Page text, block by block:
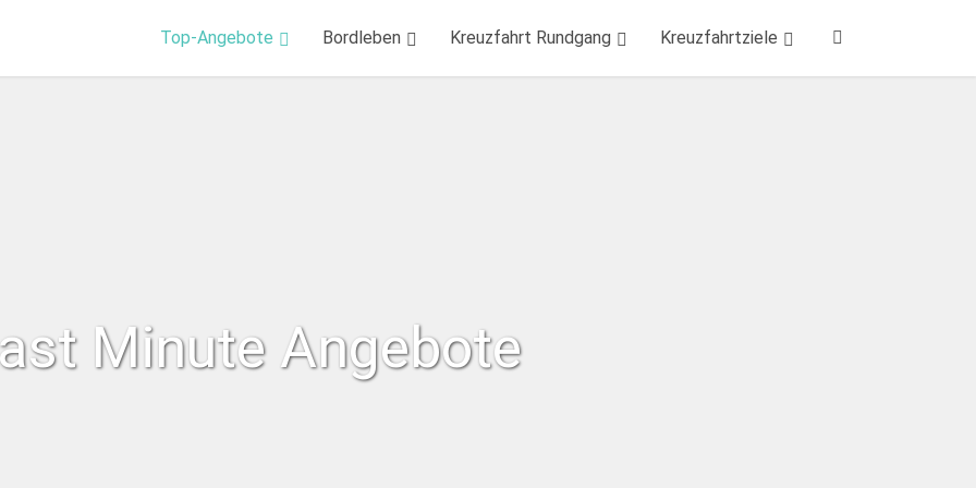
Top-Angebote Bordleben Kreuzfahrt Rundgang Kreuzfahrtziele
Minute Angebote